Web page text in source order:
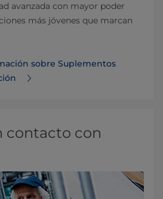
avanzada con mayor poder
más jóvenes que marcan
sobre Suplementos
contacto con